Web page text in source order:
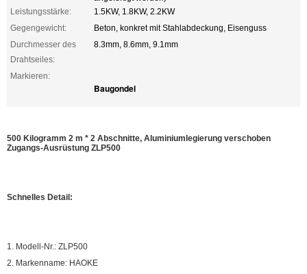
Leistungsstärke:
1.5KW, 1.8KW, 2.2KW
Gegengewicht:
Beton, konkret mit Stahlabdeckung, Eisenguss
Durchmesser des
Drahtseiles:
8.3mm, 8.6mm, 9.1mm
Markieren:
Baugondel
500 Kilogramm 2 m * 2 Abschnitte, Aluminiumlegierung verschoben
Zugangs-Ausrüstung ZLP500
Schnelles Detail:
1. Modell-Nr.: ZLP500
2. Markenname: HAOKE